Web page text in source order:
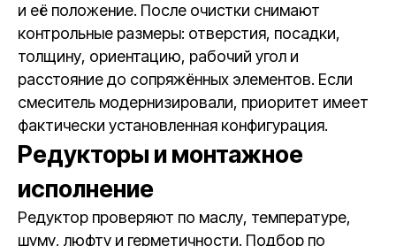
и её положение. После очистки снимают
контрольные размеры: отверстия, посадки,
толщину, ориентацию, рабочий угол и
расстояние до сопряжённых элементов. Если
смеситель модернизировали, приоритет имеет
фактически установленная конфигурация.
Редукторы и монтажное
исполнение
Редуктор проверяют по маслу, температуре,
шуму, люфту и герметичности. Подбор по